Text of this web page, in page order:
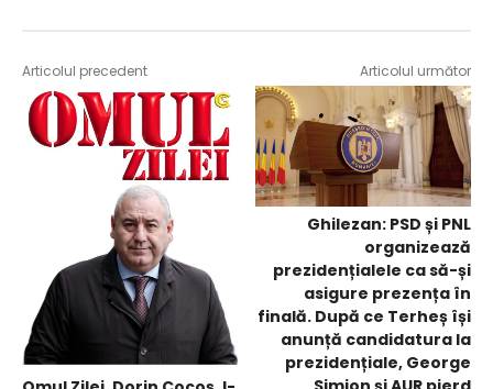
Articolul precedent Articolul următor
Ghilezan: PSD și PNL
organizează
prezidențialele ca să-și
asigure prezența în
finală. După ce Terheș își
anunță candidatura la
prezidențiale, George